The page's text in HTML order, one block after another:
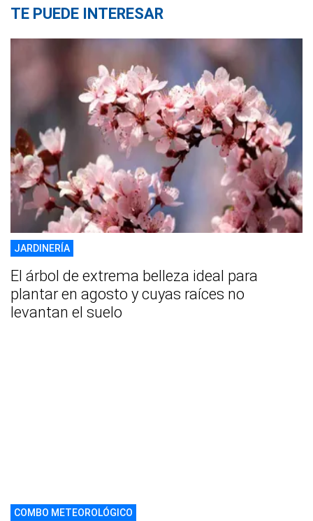
TE PUEDE INTERESAR
JARDINERÍA
El árbol de extrema belleza ideal para
plantar en agosto y cuyas raíces no
levantan el suelo
COMBO METEOROLÓGICO